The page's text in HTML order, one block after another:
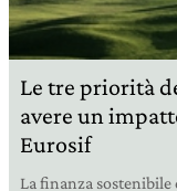
Le tre priorità
avere un
Eurosif
La finanza sostenibile